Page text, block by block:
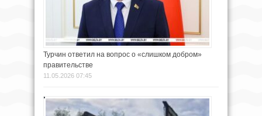
Турчин ответил на вопрос о «слишком добром»
правительстве
11.05.2026 07:45